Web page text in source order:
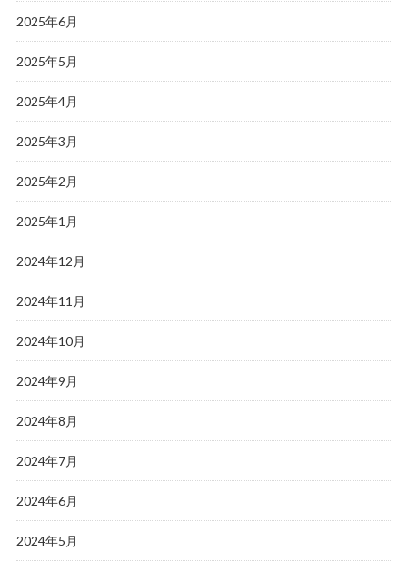
2025年6月
2025年5月
2025年4月
2025年3月
2025年2月
2025年1月
2024年12月
2024年11月
2024年10月
2024年9月
2024年8月
2024年7月
2024年6月
2024年5月